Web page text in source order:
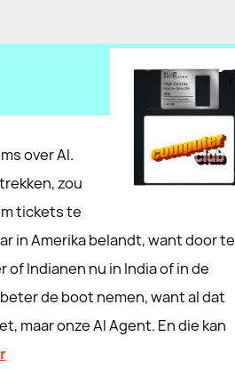
over AI.
zou
tickets te
in Amerika belandt, want door te
Indianen nu in India of in de
de boot nemen, want al dat
maar onze AI Agent. En die kan